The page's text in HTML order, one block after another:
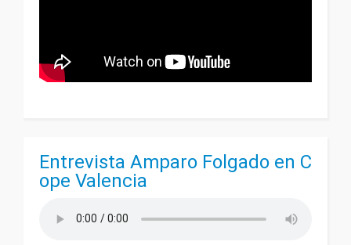
Entrevista Amparo Folgado en C
ope Valencia